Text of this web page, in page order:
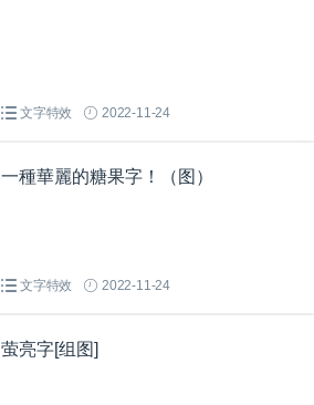
文字特效 2022-11-24
一種華麗的糖果字！（图）
文字特效 2022-11-24
萤亮字[组图]